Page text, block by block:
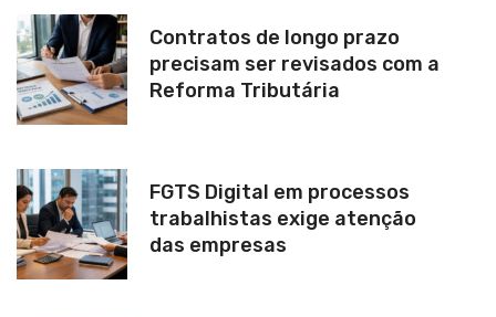
Contratos de longo prazo
precisam ser revisados com a
Reforma Tributária
FGTS Digital em processos
trabalhistas exige atenção
das empresas